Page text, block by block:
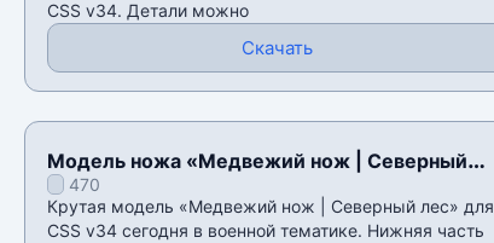
CSS v34. Детали можно
Скачать
Модель ножа «Медвежий нож | Северный
лес» для CSS v34
470
Крутая модель «Медвежий нож | Северный лес» для
CSS v34 сегодня в военной тематике. Нижняя часть